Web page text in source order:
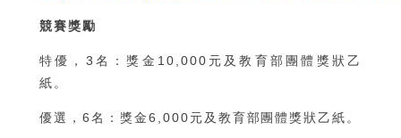
競賽獎勵
特優，3名：獎金10,000元及教育部團體獎狀乙
紙。
優選，6名：獎金6,000元及教育部團體獎狀乙紙。